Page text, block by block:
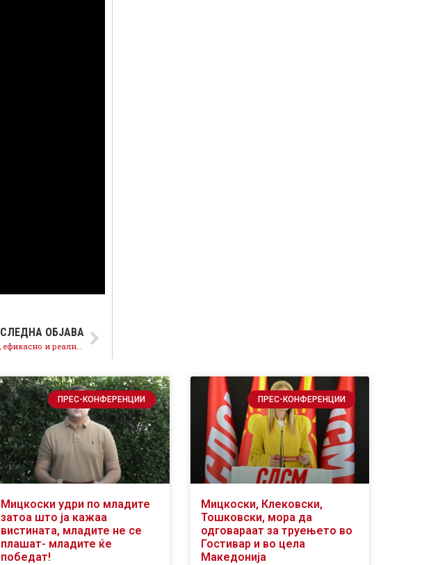
СЛЕДНА ОБЈАВА
ПРЕС-КОНФЕРЕНЦИИ
Мицкоски удри по младите
затоа што ја кажаа
вистината, младите не се
плашат- младите ќе
победат!
ПРЕС-КОНФЕРЕНЦИИ
Мицкоски, Клековски,
Тошковски, мора да
одговараат за труењето во
Гостивар и во цела
Македонија